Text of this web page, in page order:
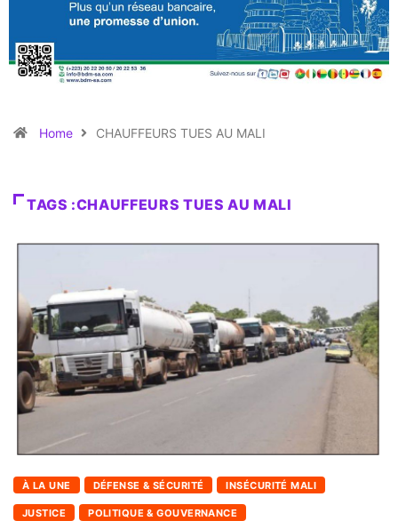
Home CHAUFFEURS TUES AU MALI
TAGS :CHAUFFEURS TUES AU MALI
À LA UNE DÉFENSE & SÉCURITÉ INSÉCURITÉ MALI
JUSTICE POLITIQUE & GOUVERNANCE